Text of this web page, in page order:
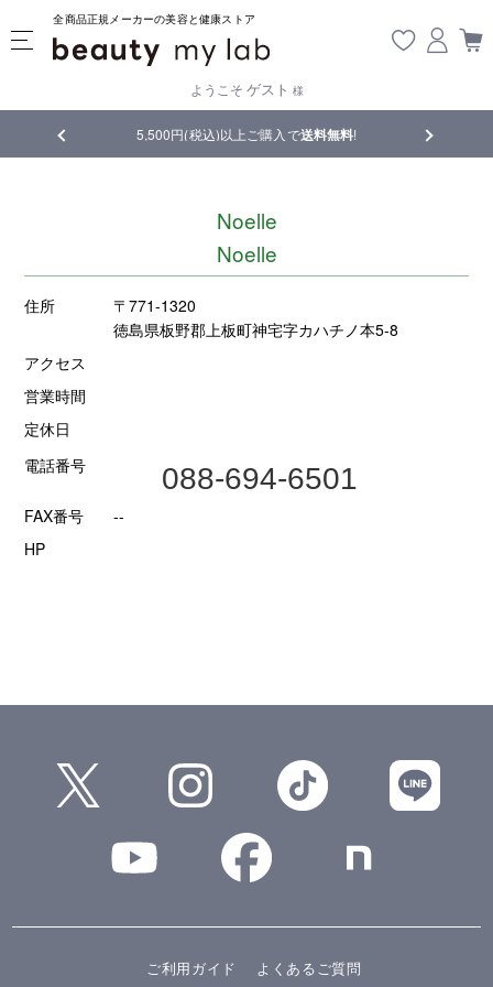
全商品正規メーカーの美容と健康ストア
ようこそ ゲスト 様
5,500円(税込)以上ご購入で送料無料! 【重要】
Noelle
Noelle
住所
〒771-1320
徳島県板野郡上板町神宅字カハチノ本5-8
アクセス
営業時間
定休日
電話番号
088-694-6501
FAX番号
--
HP
ご利用ガイド よくあるご質問